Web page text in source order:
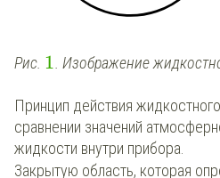
Рис. 1 . Изображение
Принцип действия
сравнении значений
жидкости внутри прибора.
Закрытую область, которая